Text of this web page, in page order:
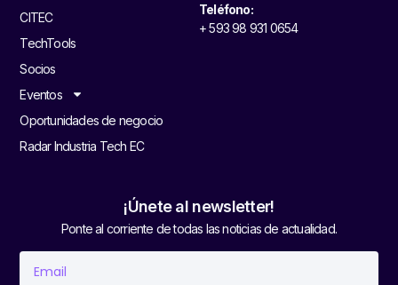
CITEC
TechTools
Socios
Eventos
Oportunidades de negocio
Radar Industria Tech EC
Teléfono:
+ 593 98 931 0654
¡Únete al newsletter!
Ponte al corriente de todas las noticias de actualidad.